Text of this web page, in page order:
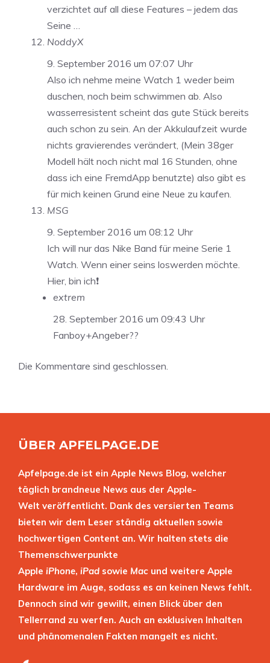
verzichtet auf all diese Features – jedem das
Seine …
NoddyX
9. September 2016 um 07:07 Uhr
Also ich nehme meine Watch 1 weder beim
duschen, noch beim schwimmen ab. Also
wasserresistent scheint das gute Stück bereits
auch schon zu sein. An der Akkulaufzeit wurde
nichts gravierendes verändert, (Mein 38ger
Modell hält noch nicht mal 16 Stunden, ohne
dass ich eine FremdApp benutzte) also gibt es
für mich keinen Grund eine Neue zu kaufen.
MSG
9. September 2016 um 08:12 Uhr
Ich will nur das Nike Band für meine Serie 1
Watch. Wenn einer seins loswerden möchte.
Hier, bin ich❗️
extrem
28. September 2016 um 09:43 Uhr
Fanboy+Angeber??
Die Kommentare sind geschlossen.
ÜBER APFELPAGE.DE
Apfelpage.de ist ein Apple News Blog, welcher
täglich brandneue News aus der Apple-
Welt veröffentlicht. Dank des versierten Teams
bieten wir dem Leser ständig aktuellen sowie
hochwertigen Content an. Wir halten stets die
Themenschwerpunkte
Apple iPhone, iPad sowie Mac und weitere Apple
Hardware im Auge, sodass es an keinen News fehlt.
Dennoch sind wir gewillt, einen Blick über den
Tellerrand zu werfen. Auch an exklusiven Inhalten
und phänomenalen Fakten mangelt es nicht.